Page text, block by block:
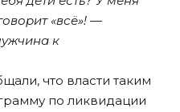
«всё»! —
к
что власти таким
по ликвидации